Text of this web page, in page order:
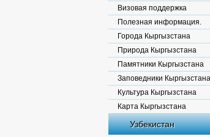
Визовая поддержка
Полезная информация.
Города Кыргызстана
Природа Кыргызстана
Памятники Кыргызстана
Заповедники Кыргызстана
Культура Кыргызстана
Карта Кыргызстана
Узбекистан